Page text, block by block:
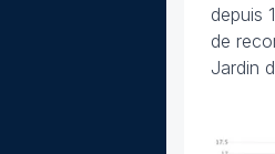
depuis
de
Jardin